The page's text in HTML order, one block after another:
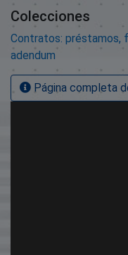
Colecciones
Contratos: préstamos,
adendum
Página completa